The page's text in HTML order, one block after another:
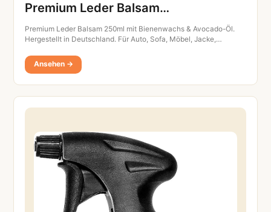
Premium Leder Balsam…
Premium Leder Balsam 250ml mit Bienenwachs & Avocado-Öl.
Hergestellt in Deutschland. Für Auto, Sofa, Möbel, Jacke,…
Ansehen →